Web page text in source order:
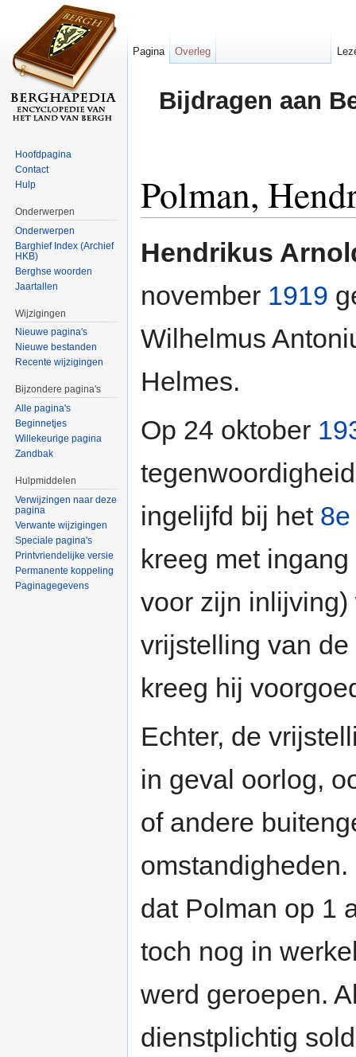
Bijdragen aan
Polman,
Hendrikus
november 1919
Wilhelmus
Helmes.
Op 24 oktober
ingelijfd bij het
kreeg met
voor zijn
vrijstelling van
kreeg hij
Echter, de
in geval oorlog,
of andere
dat Polman op 1
toch nog in
werd geroepen.
dienstplichtig
Pagina Overleg
Hoofdpagina
Contact
Hulp
Onderwerpen
Onderwerpen
Barghief Index (Archief
HKB)
Berghse woorden
Jaartallen
Wijzigingen
Nieuwe pagina's
Nieuwe bestanden
Recente wijzigingen
Bijzondere pagina's
Alle pagina's
Beginnetjes
Willekeurige pagina
Zandbak
Hulpmiddelen
Verwijzingen naar deze
pagina
Verwante wijzigingen
Speciale pagina's
Printvriendelijke versie
Permanente koppeling
Paginagegevens